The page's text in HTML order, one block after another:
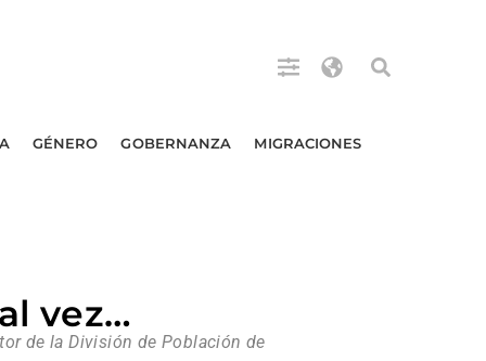
GÉNERO GOBERNANZA MIGRACIONES
vez…
de la División de Población de